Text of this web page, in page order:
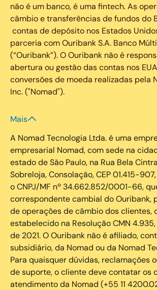
não é um banco, é uma fintech. As
câmbio e transferências de fundos do
contas de depósito nos Estados
parceria com Ouribank S.A. Banco
(“Ouribank”). O Ouribank não é
abertura ou gestão das contas nos
conversões de moeda realizadas pela
Inc. ("Nomad").
Mais
A Nomad Tecnologia Ltda. é uma
empresarial Nomad, com sede na
estado de São Paulo, na Rua Bela
Sobreloja, Consolação, CEP 01.415-
o CNPJ/MF nº 34.662.852/0001-66,
correspondente cambial do Ouribank,
de operações de câmbio dos clientes,
estabelecido na Resolução CMN
de 2021. O Ouribank não é afiliado,
subsidiário, da Nomad ou da Nomad
Para quaisquer dúvidas, reclamações
de suporte, o cliente deve contatar os
atendimento da Nomad (+55 11